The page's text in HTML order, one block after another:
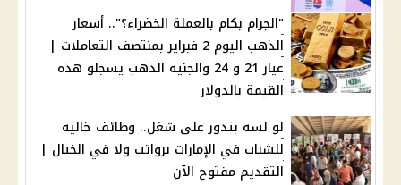
"الجرام بكام بالعملة الخضراء؟".. أسعار
الذهب اليوم 2 فبراير بمنتصف التعاملات |
عيار 21 و 24 والجنيه الذهب يسجلو هذه
القيمة بالدولار
لو لسه بتدور على شغل.. وظائف خالية
للشباب في الإمارات برواتب ولا في الخيال |
التقديم مفتوح الآن